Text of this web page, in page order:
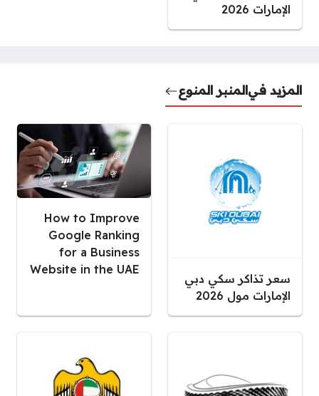
الإمارات 2026
المزيد فيالمنبر المنوع
سعر تذاكر سكي دبي
الإمارات مول 2026
How to Improve
Google Ranking
for a Business
Website in the UAE